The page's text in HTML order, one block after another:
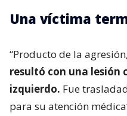
Una víctima
“Producto de la agresión,
resultó con una lesión
izquierdo. Fue
para su atención